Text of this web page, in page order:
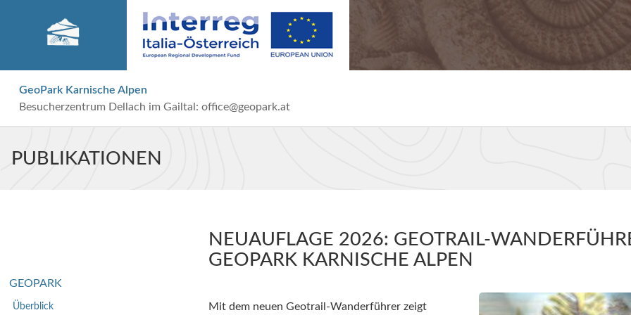
GeoPark Karnische Alpen
Besucherzentrum Dellach im Gailtal: office@geopark.at
PUBLIKATIONEN
GEOPARK
Überblick
NEUAUFLAGE 2026: GEOTRAIL-
GEOPARK KARNISCHE ALPEN
Mit dem neuen Geotrail-Wanderführer zeigt